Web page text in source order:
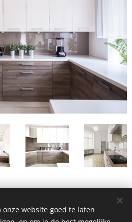
website goed te laten